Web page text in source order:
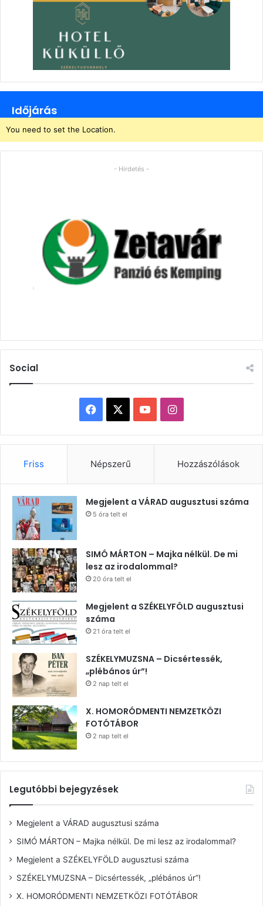
Időjárás
You need to set the Location.
- Hirdetés -
Social
Facebook YouTubeInstagram
Friss Népszerű Hozzászólások
Megjelent a VÁRAD augusztusi száma
5 óra telt el
SIMÓ MÁRTON – Majka nélkül. De mi
lesz az irodalommal?
20 óra telt el
Megjelent a SZÉKELYFÖLD augusztusi
száma
21 óra telt el
SZÉKELYMUZSNA – Dicsértessék,
„plébános úr”!
2 nap telt el
X. HOMORÓDMENTI NEMZETKÖZI
FOTÓTÁBOR
2 nap telt el
Legutóbbi bejegyzések
Megjelent a VÁRAD augusztusi száma
SIMÓ MÁRTON – Majka nélkül. De mi lesz az irodalommal?
Megjelent a SZÉKELYFÖLD augusztusi száma
SZÉKELYMUZSNA – Dicsértessék, „plébános úr”!
X. HOMORÓDMENTI NEMZETKÖZI FOTÓTÁBOR